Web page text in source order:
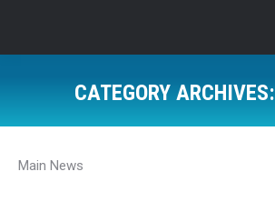
CATEGORY ARCHIVES:
Main News